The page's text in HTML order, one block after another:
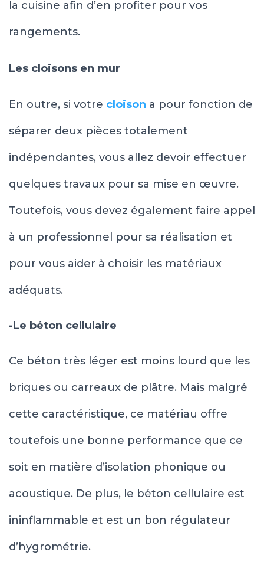
la cuisine afin d’en profiter pour vos
rangements.
Les cloisons en mur
En outre, si votre cloison a pour fonction de
séparer deux pièces totalement
indépendantes, vous allez devoir effectuer
quelques travaux pour sa mise en œuvre.
Toutefois, vous devez également faire appel
à un professionnel pour sa réalisation et
pour vous aider à choisir les matériaux
adéquats.
-Le béton cellulaire
Ce béton très léger est moins lourd que les
briques ou carreaux de plâtre. Mais malgré
cette caractéristique, ce matériau offre
toutefois une bonne performance que ce
soit en matière d’isolation phonique ou
acoustique. De plus, le béton cellulaire est
ininflammable et est un bon régulateur
d’hygrométrie.